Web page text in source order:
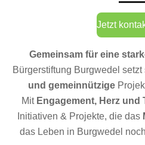
Jetzt
Gemeinsam für eine
Bürgerstiftung Burgwedel setzt
und gemeinnützige
Mit Engagement, Herz und
Initiativen & Projekte, die das
das Leben in Burgwedel noch